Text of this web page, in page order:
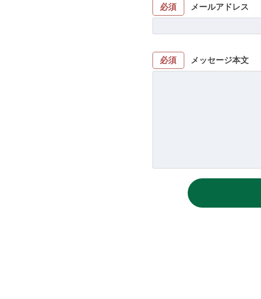
必須 メールアドレス
必須 メッセージ本文